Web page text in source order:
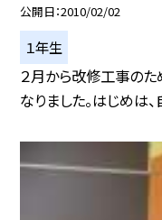
公開日 2010/02/02
１年生
２月から改修工事の
なりました。はじめは